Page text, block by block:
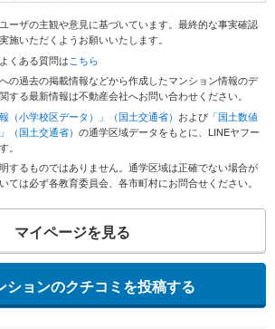
ーザの主観や意見に基づいています。最終的な事実確認
施いただくようお願いいたします。
くある質問はこちら
の過去の掲載情報などから作成したマンション情報のデ
する最新情報は不動産会社へお問い合わせください。
（小学校区データ）」（国土交通省） および 「国土数値
（国土交通省） の通学区域データをもとに、LINEヤフー
。
するものではありません。通学区域は正確でない場合が
ては必ず各教育委員会、各市町村にお問合せください。
マイページを見る
ションのクチコミを投稿する